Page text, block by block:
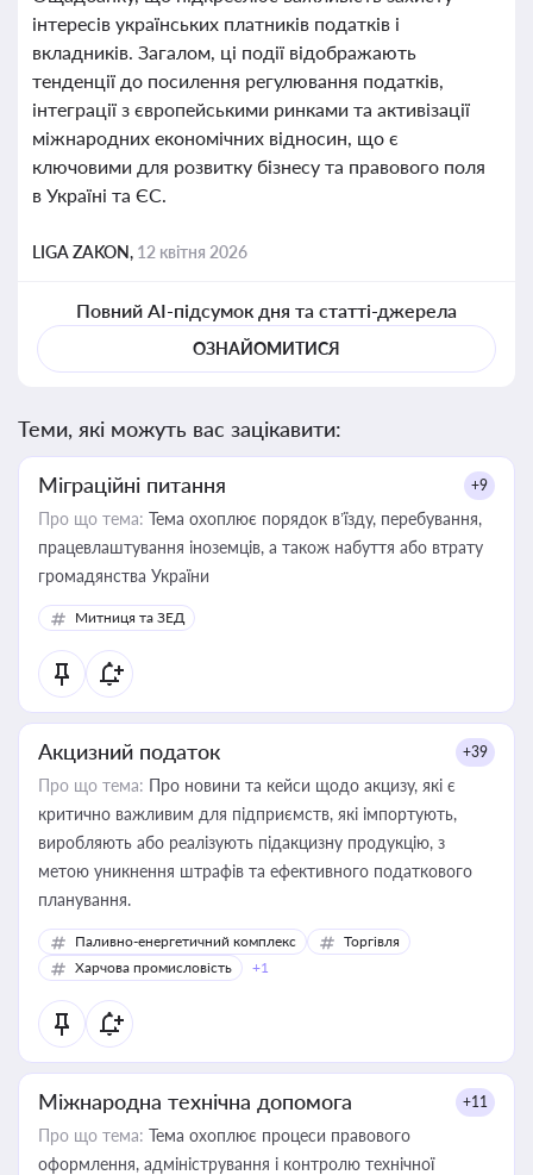
інтересів українських платників податків і
вкладників. Загалом, ці події відображають
тенденції до посилення регулювання податків,
інтеграції з європейськими ринками та активізації
міжнародних економічних відносин, що є
ключовими для розвитку бізнесу та правового поля
в Україні та ЄС.
LIGA ZAKON, 12 квітня 2026
Повний AI-підсумок дня та статті-джерела
ОЗНАЙОМИТИСЯ
Теми, які можуть вас зацікавити:
Міграційні питання +9
Про що тема: Тема охоплює порядок в’їзду, перебування,
працевлаштування іноземців, а також набуття або втрату
громадянства України
Митниця та ЗЕД
Акцизний податок +39
Про що тема: Про новини та кейси щодо акцизу, які є
критично важливим для підприємств, які імпортують,
виробляють або реалізують підакцизну продукцію, з
метою уникнення штрафів та ефективного податкового
планування.
Паливно-енергетичний комплекс
Торгівля
Харчова промисловість
+1
Міжнародна технічна допомога +11
Про що тема: Тема охоплює процеси правового
оформлення, адміністрування і контролю технічної